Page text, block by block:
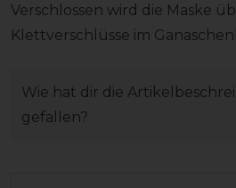
Verschlossen wird die Maske
Klettverschlüsse im
Wie hat dir die
gefallen?